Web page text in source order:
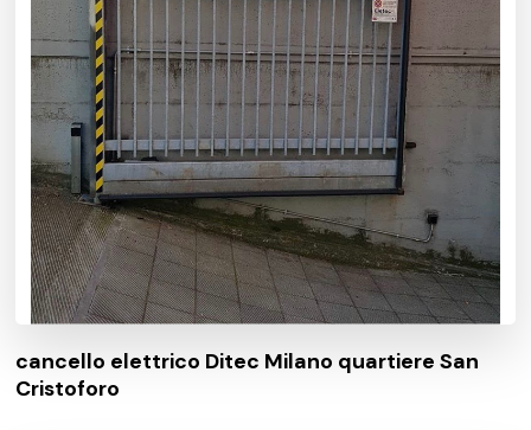
cancello elettrico Ditec Milano quartiere San
Cristoforo